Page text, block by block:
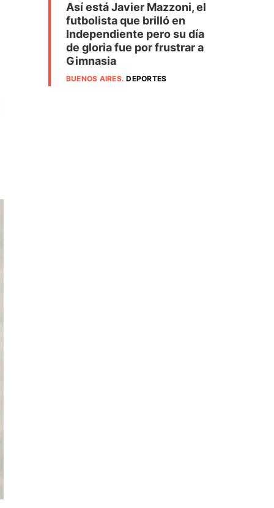
Así está Javier Mazzoni, el
futbolista que brilló en
Independiente pero su día
de gloria fue por frustrar a
Gimnasia
BUENOS AIRES.DEPORTES